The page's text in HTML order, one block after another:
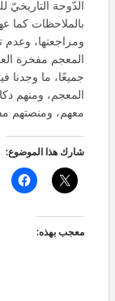
الدّوحة التاريخيّ
بالملاحظات كما
ومراجعتها،
المعجم مفخرة
جميعًا، ما وجدنا
المعجم، ومنهم
معهم، ومنصتهم
شارك هذا الموضوع:
معجب بهذه: